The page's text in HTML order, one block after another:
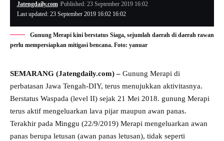
Last updated: 23 September 2019 16:02 16:02
Jatengdaily.com Published: 23 September 2019 16:02
Gunung Merapi kini berstatus Siaga, sejumlah daerah di daerah rawan
perlu mempersiapkan mitigasi bencana. Foto: yanuar
SEMARANG (Jatengdaily.com) – Gunung Merapi di
perbatasan Jawa Tengah-DIY, terus menujukkan aktivitasnya.
Berstatus Waspada (level II) sejak 21 Mei 2018. gunung Merapi
terus aktif mengeluarkan lava pijar maupun awan panas.
Terakhir pada Minggu (22/9/2019) Merapi mengeluarkan awan
panas berupa letusan (awan panas letusan), tidak seperti